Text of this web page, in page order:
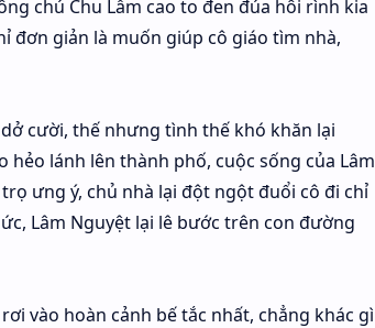
chú Chu Lẫm cao to đen đúa hôi rình kia
đơn giản là muốn giúp cô giáo tìm nhà,
cười, thế nhưng tình thế khó khăn lại
lánh lên thành phố, cuộc sống của Lâm
ưng ý, chủ nhà lại đột ngột đuổi cô đi chỉ
Lâm Nguyệt lại lê bước trên con đường
vào hoàn cảnh bế tắc nhất, chẳng khác gì